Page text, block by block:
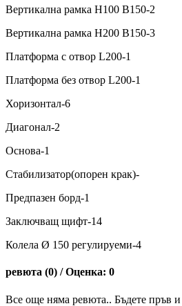
Вертикална рамка H100 B150-2
Вертикална рамка H200 B150-3
Платформа с отвор L200-1
Платформа без отвор L200-1
Хоризонтал-6
Диагонал-2
Основа-1
Стабилизатор(опорен крак)-
Предпазен борд-1
Заключващ щифт-14
Колела Ø 150 регулируеми-4
ревюта (0) / Оценка: 0
Все още няма ревюта.. Бъдете пръв